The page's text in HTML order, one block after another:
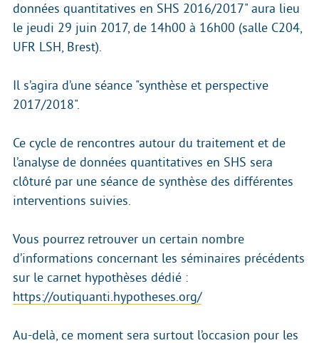
données quantitatives en SHS 2016/2017" aura lieu
le jeudi 29 juin 2017, de 14h00 à 16h00 (salle C204,
UFR LSH, Brest).
Il s’agira d’une séance "synthèse et perspective
2017/2018".
Ce cycle de rencontres autour du traitement et de
l’analyse de données quantitatives en SHS sera
clôturé par une séance de synthèse des différentes
interventions suivies.
Vous pourrez retrouver un certain nombre
d’informations concernant les séminaires précédents
sur le carnet hypothèses dédié :
https://outiquanti.hypotheses.org/
Au-delà, ce moment sera surtout l’occasion pour les